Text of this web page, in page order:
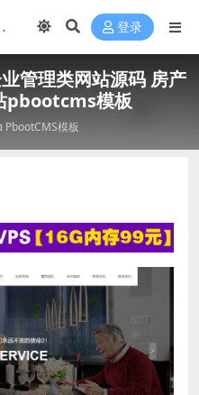
登录
管理类网站源码 房产
pbootcms模板
PbootCMS模板